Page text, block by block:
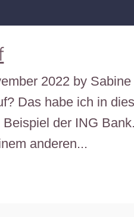
2022 by
Das habe ich in
der ING
anderen...